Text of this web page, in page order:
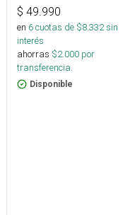
$ 49.990
en 6cuotas de $8.332sin
interés
ahorras $2.000 por
transferencia.
Disponible